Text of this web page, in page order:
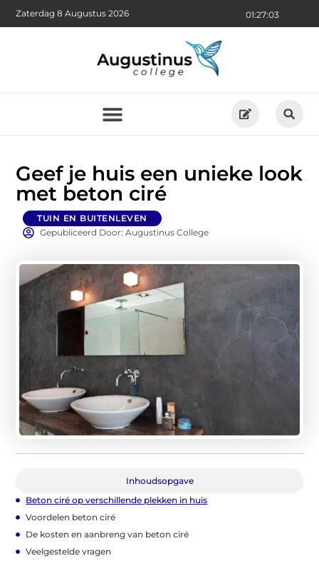
01:27:03
Zaterdag 8 Augustus 2026
Geef je huis een unieke look
met beton ciré
TUIN EN BUITENLEVEN
Gepubliceerd Door: Augustinus College
Inhoudsopgave
Beton ciré op verschillende plekken in huis
Voordelen beton ciré
De kosten en aanbreng van beton ciré
Veelgestelde vragen